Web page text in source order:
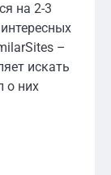
на 2-3
–
искать
о них